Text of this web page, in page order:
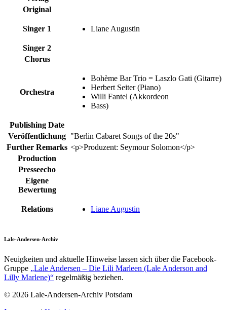
Original
Singer 1 Liane Augustin
Singer 2
Chorus
Orchestra
Bohème Bar Trio = Laszlo Gati (Gitarre)
Herbert Seiter (Piano)
Willi Fantel (Akkordeon
Bass)
Publishing Date
Veröffentlichung "Berlin Cabaret Songs of the 20s"
Further Remarks <p>Produzent: Seymour Solomon</p>
Production
Presseecho
Eigene
Bewertung
Relations Liane Augustin
Lale-Andersen-Archiv
Neuigkeiten und aktuelle Hinweise lassen sich über die Facebook-
Gruppe „Lale Andersen – Die Lili Marleen (Lale Anderson and
Lilly Marlene)“ regelmäßig beziehen.
© 2026 Lale-Andersen-Archiv Potsdam